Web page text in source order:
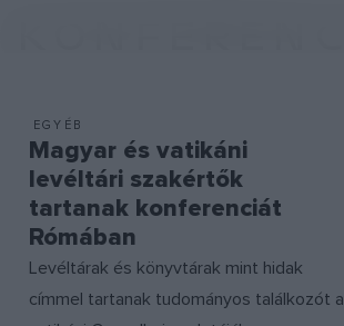
EGYÉB
Magyar és vatikáni
levéltári szakértők
tartanak konferenciát
Rómában
Levéltárak és könyvtárak mint hidak
címmel tartanak tudományos találkozót a